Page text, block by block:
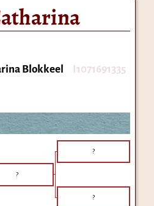
Blokkeel I1071691335
?
?
?